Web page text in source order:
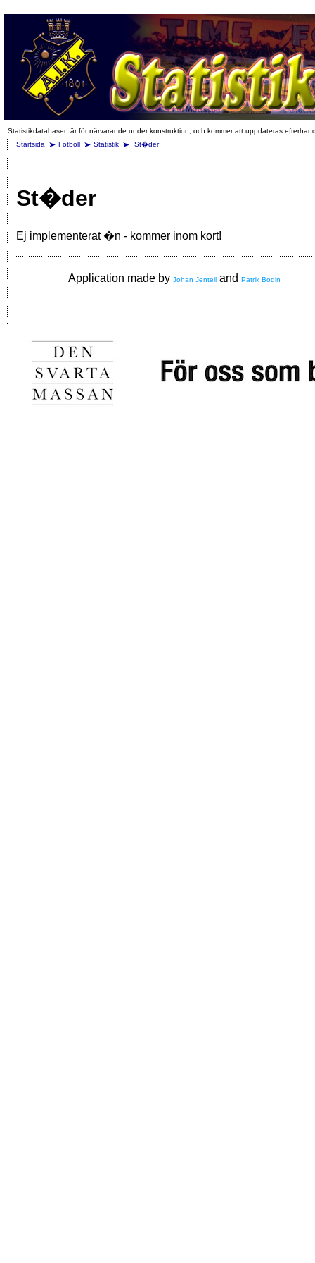
Statistikdatabasen är för närvarande under konstruktion, och kommer att uppdateras
Startsida
Fotboll Statistik St�der
St�der
Ej implementerat �n - kommer inom kort!
Application made by Johan Jentell and Patrik Bodin